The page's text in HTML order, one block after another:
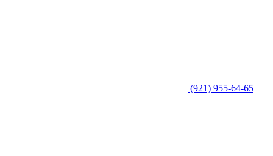
(921) 955-64-65